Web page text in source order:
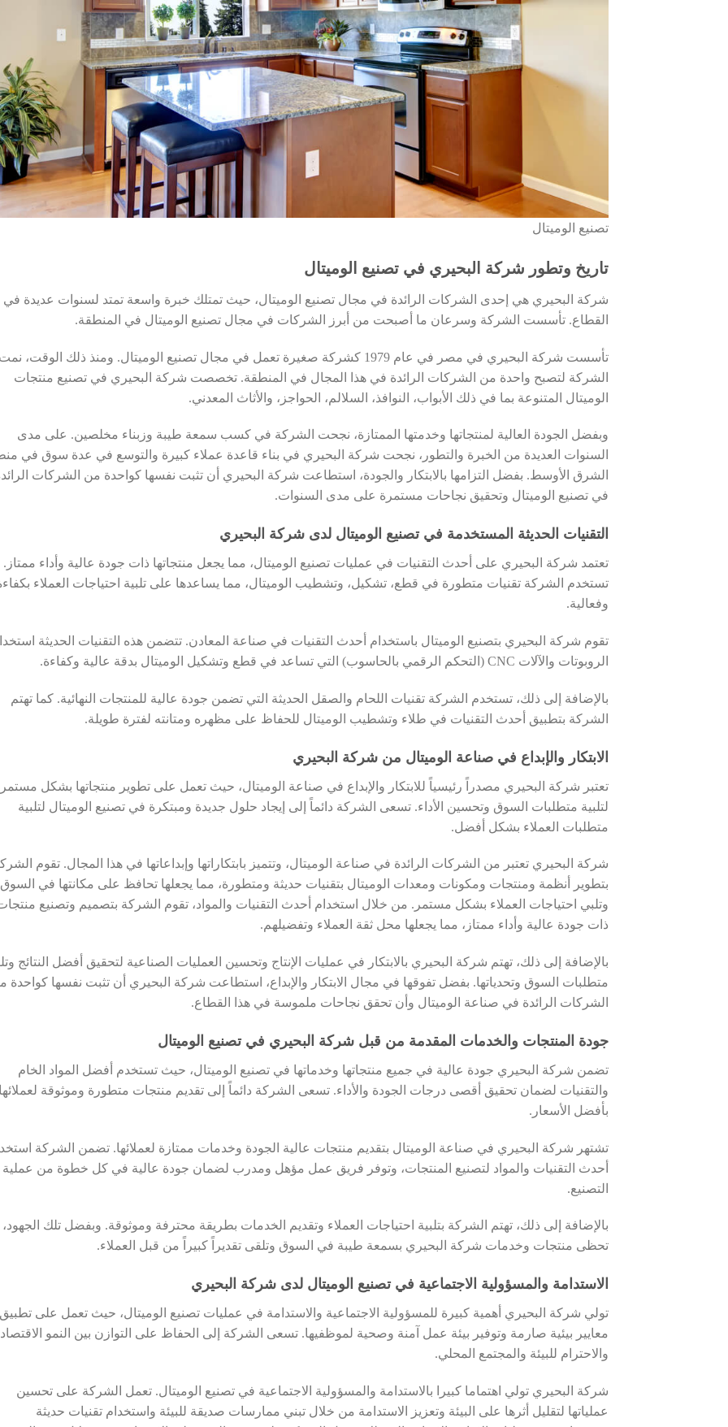
تصنيع الوميتال
تاريخ وتطور شركة البحيري في تصنيع الوميتال
شركة البحيري هي إحدى الشركات الرائدة في مجال تصنيع الوميتال، حيث تمتلك خبرة واسعة تمتد لسنوات عديدة في
القطاع. تأسست الشركة وسرعان ما أصبحت من أبرز الشركات في مجال تصنيع الوميتال في المنطقة.
تأسست شركة البحيري في مصر في عام 1979 كشركة صغيرة تعمل في مجال تصنيع الوميتال. ومنذ ذلك الوقت،
الشركة لتصبح واحدة من الشركات الرائدة في هذا المجال في المنطقة. تخصصت شركة البحيري في تصنيع منتجات
الوميتال المتنوعة بما في ذلك الأبواب، النوافذ، السلالم، الحواجز، والأثاث المعدني.
وبفضل الجودة العالية لمنتجاتها وخدمتها الممتازة، نجحت الشركة في كسب سمعة طيبة وزبناء مخلصين. على مدى
السنوات العديدة من الخبرة والتطور، نجحت شركة البحيري في بناء قاعدة عملاء كبيرة والتوسع في عدة سوق في
الشرق الأوسط. بفضل التزامها بالابتكار والجودة، استطاعت شركة البحيري أن تثبت نفسها كواحدة من الشركات
في تصنيع الوميتال وتحقيق نجاحات مستمرة على مدى السنوات.
التقنيات الحديثة المستخدمة في تصنيع الوميتال لدى شركة البحيري
تعتمد شركة البحيري على أحدث التقنيات في عمليات تصنيع الوميتال، مما يجعل منتجاتها ذات جودة عالية وأداء ممتاز.
تستخدم الشركة تقنيات متطورة في قطع، تشكيل، وتشطيب الوميتال، مما يساعدها على تلبية احتياجات العملاء
وفعالية.
تقوم شركة البحيري بتصنيع الوميتال باستخدام أحدث التقنيات في صناعة المعادن. تتضمن هذه التقنيات الحديثة
الروبوتات والآلات CNC (التحكم الرقمي بالحاسوب) التي تساعد في قطع وتشكيل الوميتال بدقة عالية وكفاءة.
بالإضافة إلى ذلك، تستخدم الشركة تقنيات اللحام والصقل الحديثة التي تضمن جودة عالية للمنتجات النهائية. كما تهتم
الشركة بتطبيق أحدث التقنيات في طلاء وتشطيب الوميتال للحفاظ على مظهره ومتانته لفترة طويلة.
الابتكار والإبداع في صناعة الوميتال من شركة البحيري
تعتبر شركة البحيري مصدراً رئيسياً للابتكار والإبداع في صناعة الوميتال، حيث تعمل على تطوير منتجاتها بشكل مستمر
لتلبية متطلبات السوق وتحسين الأداء. تسعى الشركة دائماً إلى إيجاد حلول جديدة ومبتكرة في تصنيع الوميتال لتلبية
متطلبات العملاء بشكل أفضل.
شركة البحيري تعتبر من الشركات الرائدة في صناعة الوميتال، وتتميز بابتكاراتها وإبداعاتها في هذا المجال. تقوم
بتطوير أنظمة ومنتجات ومكونات ومعدات الوميتال بتقنيات حديثة ومتطورة، مما يجعلها تحافظ على مكانتها في السوق
وتلبي احتياجات العملاء بشكل مستمر. من خلال استخدام أحدث التقنيات والمواد، تقوم الشركة بتصميم وتصنيع
ذات جودة عالية وأداء ممتاز، مما يجعلها محل ثقة العملاء وتفضيلهم.
بالإضافة إلى ذلك، تهتم شركة البحيري بالابتكار في عمليات الإنتاج وتحسين العمليات الصناعية لتحقيق أفضل النتائج
متطلبات السوق وتحدياتها. بفضل تفوقها في مجال الابتكار والإبداع، استطاعت شركة البحيري أن تثبت نفسها كواحدة
الشركات الرائدة في صناعة الوميتال وأن تحقق نجاحات ملموسة في هذا القطاع.
جودة المنتجات والخدمات المقدمة من قبل شركة البحيري في تصنيع الوميتال
تضمن شركة البحيري جودة عالية في جميع منتجاتها وخدماتها في تصنيع الوميتال، حيث تستخدم أفضل المواد الخام
والتقنيات لضمان تحقيق أقصى درجات الجودة والأداء. تسعى الشركة دائماً إلى تقديم منتجات متطورة وموثوقة
بأفضل الأسعار.
تشتهر شركة البحيري في صناعة الوميتال بتقديم منتجات عالية الجودة وخدمات ممتازة لعملائها. تضمن الشركة
أحدث التقنيات والمواد لتصنيع المنتجات، وتوفر فريق عمل مؤهل ومدرب لضمان جودة عالية في كل خطوة من عملية
التصنيع.
بالإضافة إلى ذلك، تهتم الشركة بتلبية احتياجات العملاء وتقديم الخدمات بطريقة محترفة وموثوقة. وبفضل تلك الجهود،
تحظى منتجات وخدمات شركة البحيري بسمعة طيبة في السوق وتلقى تقديراً كبيراً من قبل العملاء.
الاستدامة والمسؤولية الاجتماعية في تصنيع الوميتال لدى شركة البحيري
تولي شركة البحيري أهمية كبيرة للمسؤولية الاجتماعية والاستدامة في عمليات تصنيع الوميتال، حيث تعمل على تطبيق
معايير بيئية صارمة وتوفير بيئة عمل آمنة وصحية لموظفيها. تسعى الشركة إلى الحفاظ على التوازن بين النمو
والاحترام للبيئة والمجتمع المحلي.
شركة البحيري تولي اهتماما كبيرا بالاستدامة والمسؤولية الاجتماعية في تصنيع الوميتال. تعمل الشركة على تحسين
عملياتها لتقليل أثرها على البيئة وتعزيز الاستدامة من خلال تبني ممارسات صديقة للبيئة واستخدام تقنيات حديثة